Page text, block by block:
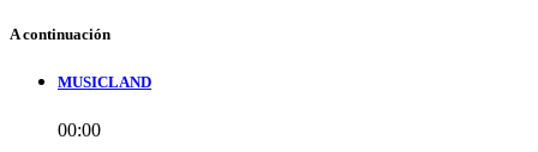
A continuación
MUSICLAND
00:00